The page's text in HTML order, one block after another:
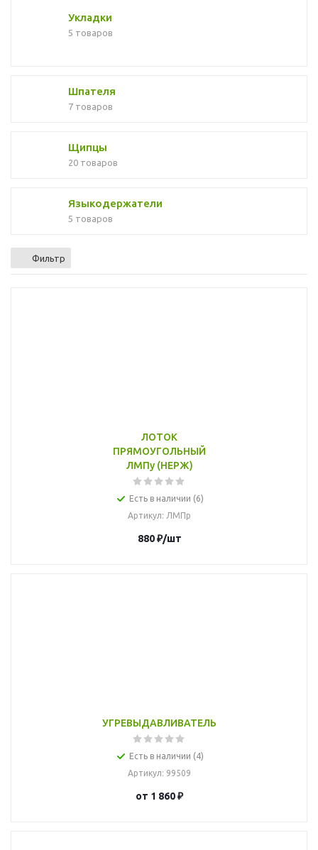
Укладки
5 товаров
Шпателя
7 товаров
Щипцы
20 товаров
Языкодержатели
5 товаров
Фильтр
ЛОТОК
ПРЯМОУГОЛЬНЫЙ
ЛМПу (НЕРЖ)
Есть в наличии (6)
Артикул: ЛМПр
880₽/шт
УГРЕВЫДАВЛИВАТЕЛЬ
Есть в наличии (4)
Артикул: 99509
от 1 860 ₽